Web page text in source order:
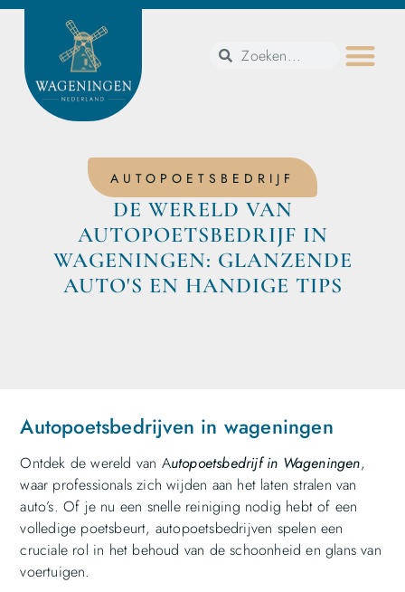
AUTOPOETSBEDRIJF
DE WERELD VAN
AUTOPOETSBEDRIJF IN
WAGENINGEN: GLANZENDE
AUTO'S EN HANDIGE TIPS
Autopoetsbedrijven in wageningen
Ontdek de wereld van Autopoetsbedrijf in Wageningen,
waar professionals zich wijden aan het laten stralen van
auto’s. Of je nu een snelle reiniging nodig hebt of een
volledige poetsbeurt, autopoetsbedrijven spelen een
cruciale rol in het behoud van de schoonheid en glans van
voertuigen.